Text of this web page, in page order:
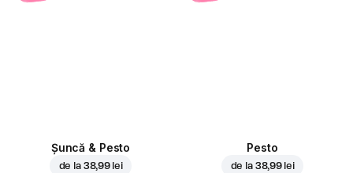
Șuncă & Pesto
de la 38,99 lei
Pesto
de la 38,99 lei